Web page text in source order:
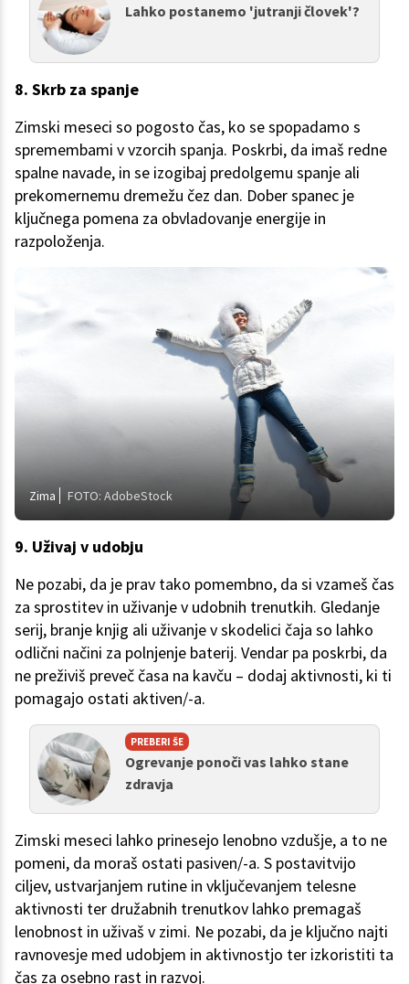
Lahko postanemo 'jutranji človek'?
8. Skrb za spanje
Zimski meseci so pogosto čas, ko se spopadamo s
spremembami v vzorcih spanja. Poskrbi, da imaš redne
spalne navade, in se izogibaj predolgemu spanje ali
prekomernemu dremežu čez dan. Dober spanec je
ključnega pomena za obvladovanje energije in
razpoloženja.
Zima FOTO: AdobeStock
9. Uživaj v udobju
Ne pozabi, da je prav tako pomembno, da si vzameš čas
za sprostitev in uživanje v udobnih trenutkih. Gledanje
serij, branje knjig ali uživanje v skodelici čaja so lahko
odlični načini za polnjenje baterij. Vendar pa poskrbi, da
ne preživiš preveč časa na kavču – dodaj aktivnosti, ki ti
pomagajo ostati aktiven/-a.
PREBERI ŠE
Ogrevanje ponoči vas lahko stane
zdravja
Zimski meseci lahko prinesejo lenobno vzdušje, a to ne
pomeni, da moraš ostati pasiven/-a. S postavitvijo
ciljev, ustvarjanjem rutine in vključevanjem telesne
aktivnosti ter družabnih trenutkov lahko premagaš
lenobnost in uživaš v zimi. Ne pozabi, da je ključno najti
ravnovesje med udobjem in aktivnostjo ter izkoristiti ta
čas za osebno rast in razvoj.